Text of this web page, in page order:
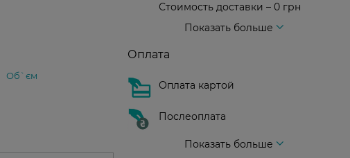
Об`єм
Стоимость доставки – 0 грн
Показать больше
Оплата
Оплата картой
Послеоплата
Показать больше